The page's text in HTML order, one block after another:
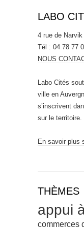
LABO
4 rue de
Tél : 04 78 77
NOUS
Labo Cités
ville en
s’inscrivent
sur le territoire.
En savoir plus
THÈMES
appui
commerces